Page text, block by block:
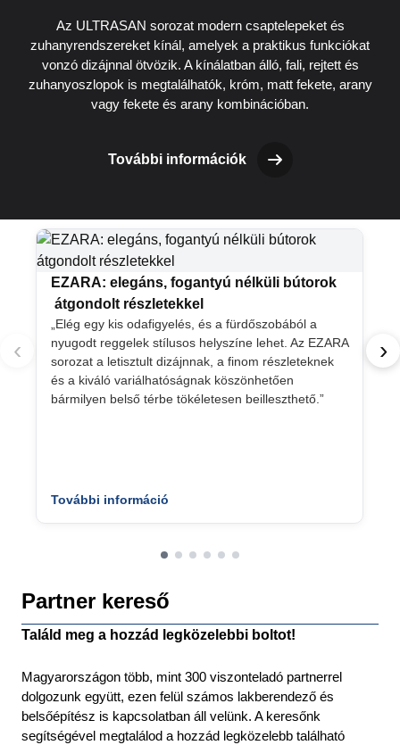
Az ULTRASAN sorozat modern csaptelepeket és
zuhanyrendszereket kínál, amelyek a praktikus funkciókat
vonzó dizájnnal ötvözik. A kínálatban álló, fali, rejtett és
zuhanyoszlopok is megtalálhatók, króm, matt fekete, arany
vagy fekete és arany kombinációban.
További információk
EZARA: elegáns, fogantyú nélküli bútorok
átgondolt részletekkel
„Elég egy kis odafigyelés, és a fürdőszobából a
nyugodt reggelek stílusos helyszíne lehet. Az EZARA
sorozat a letisztult dizájnnak, a finom részleteknek
és a kiváló variálhatóságnak köszönhetően
bármilyen belső térbe tökéletesen beilleszthető.”
További információ
‹ ›
Partner kereső
Találd meg a hozzád legközelebbi boltot!
Magyarországon több, mint 300 viszonteladó partnerrel
dolgozunk együtt, ezen felül számos lakberendező és
belsőépítész is kapcsolatban áll velünk. A keresőnk
segítségével megtalálod a hozzád legközelebb található